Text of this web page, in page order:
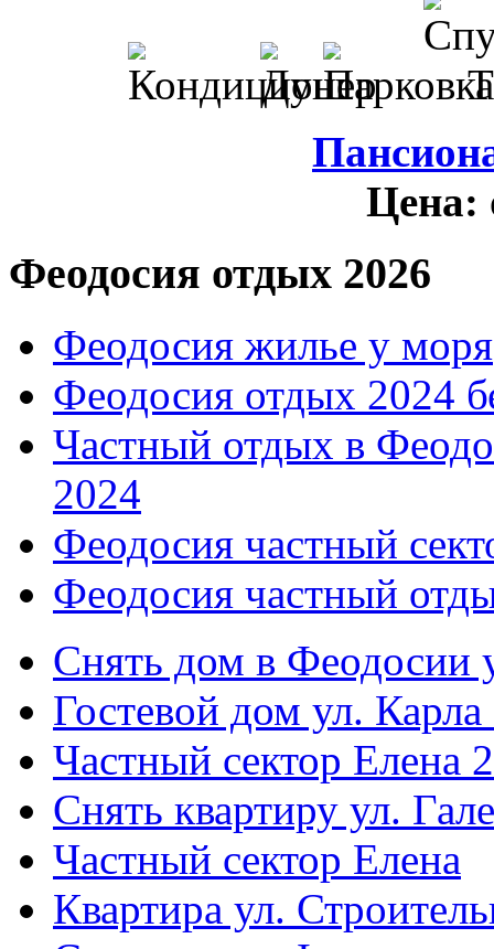
Цена:
Феодосия отдых 2026
Феодосия жилье у моря
Феодосия отдых 2024
Частный отдых в
2024
Феодосия частный
Феодосия частный
Снять дом в Феодосии
Гостевой дом ул.
Частный сектор Елена 2
Снять квартиру ул.
Частный сектор Елена
Квартира ул.